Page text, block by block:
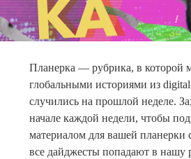
Планерка — рубрика, в которой
глобальными историями из
случились на прошлой неделе.
начале каждой недели, чтобы
материалом для вашей планерки
все дайджесты попадают в нашу